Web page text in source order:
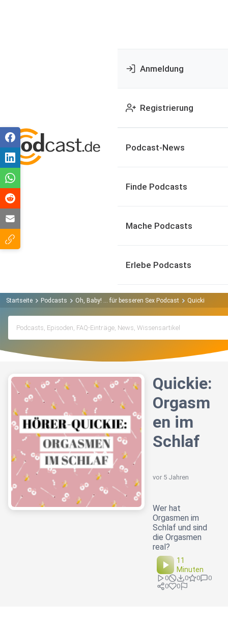
Anmeldung
Registrierung
Podcast-News
Finde Podcasts
Mache Podcasts
Erlebe Podcasts
Startseite Podcasts Oh, Baby! ... für besseren Sex Podcast Quickie:
Quickie:
Orgasm
en im
Schlaf
vor 5 Jahren
Wer hat
Orgasmen im
Schlaf und sind
die Orgasmen
real?
11
Minuten
0 0 0
0
0
0